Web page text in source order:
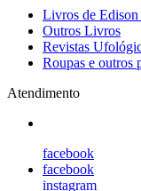
Livros de Edison
Outros Livros
Revistas
Roupas e outros
Atendimento
facebook
facebook
instagram